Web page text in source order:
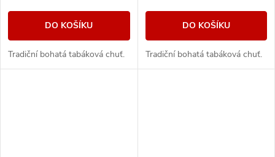
DO KOŠÍKU
Tradiční bohatá tabáková chuť.
DO KOŠÍKU
Tradiční bohatá tabáková chuť.